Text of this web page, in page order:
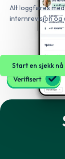
Alt loggføres
internrevisjon og
Start en sjekk